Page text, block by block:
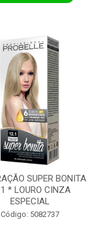
SUPER BONITA
* LOURO CINZA
ESPECIAL
Código: 5082737